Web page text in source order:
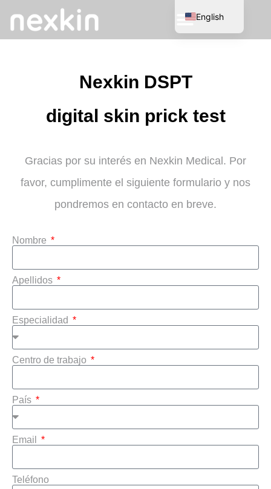
Nexkin DSPT
digital skin prick test
Gracias por su interés en Nexkin Medical. Por
favor, cumplimente el siguiente formulario y nos
pondremos en contacto en breve.
Nombre
Apellidos
Especialidad
Centro de trabajo
País
Email
Teléfono
English
Spanish